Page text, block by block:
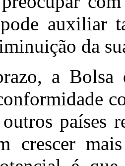
auxiliar
da
a Bolsa
países
crescer